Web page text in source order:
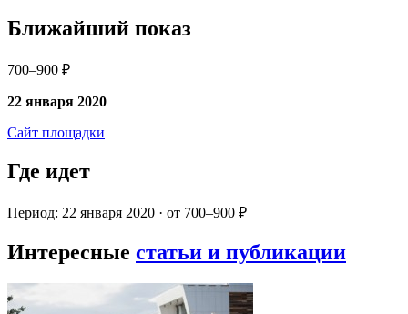
Ближайший показ
700–900 ₽
22 января 2020
Сайт площадки
Где идет
Период: 22 января 2020 · от 700–900 ₽
Интересные статьи и публикации